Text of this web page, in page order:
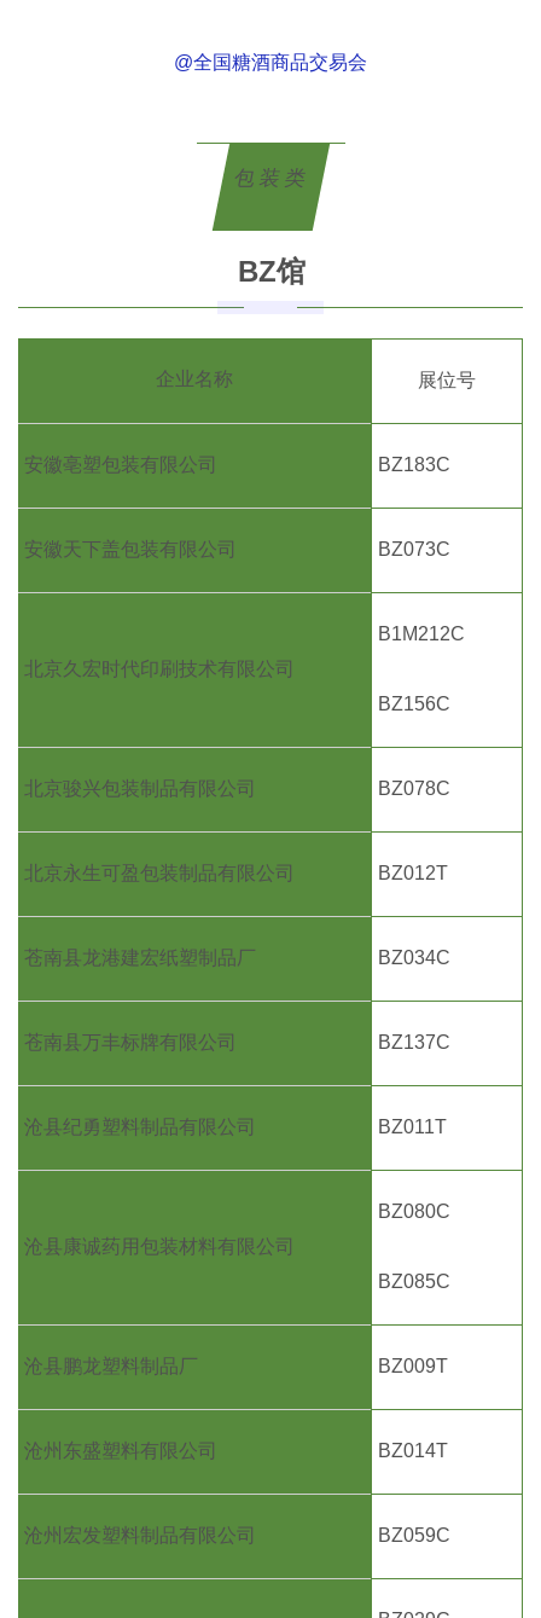
@全国糖酒商品交易会
包装类
BZ馆
企业名称 展位号
安徽亳塑包装有限公司 BZ183C
安徽天下盖包装有限公司 BZ073C
北京久宏时代印刷技术有限公司
B1M212C
BZ156C
北京骏兴包装制品有限公司 BZ078C
北京永生可盈包装制品有限公司 BZ012T
苍南县龙港建宏纸塑制品厂 BZ034C
苍南县万丰标牌有限公司 BZ137C
沧县纪勇塑料制品有限公司 BZ011T
沧县康诚药用包装材料有限公司
BZ080C
BZ085C
沧县鹏龙塑料制品厂 BZ009T
沧州东盛塑料有限公司 BZ014T
沧州宏发塑料制品有限公司 BZ059C